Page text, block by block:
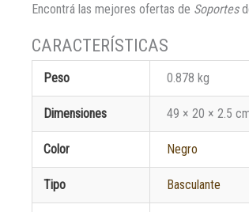
Encontrá las mejores ofertas de Soportes
Peso 0.878 kg
Dimensiones 49 × 20 × 2.5
Color Negro
Tipo Basculante